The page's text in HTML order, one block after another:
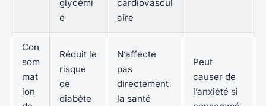
glycémi
e
cardiovascul
aire
Con
som
mat
ion
Réduit le
risque
de
diabète
N’affecte
pas
directement
la santé
Peut
causer de
l’anxiété si